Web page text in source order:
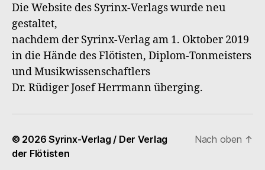
Die Website des Syrinx-Verlags wurde neu
gestaltet,
nachdem der Syrinx-Verlag am 1. Oktober 2019
in die Hände des Flötisten, Diplom-Tonmeisters
und Musikwissenschaftlers
Dr. Rüdiger Josef Herrmann überging.
© 2026Syrinx-Verlag / Der Verlag
der Flötisten
Nach oben ↑